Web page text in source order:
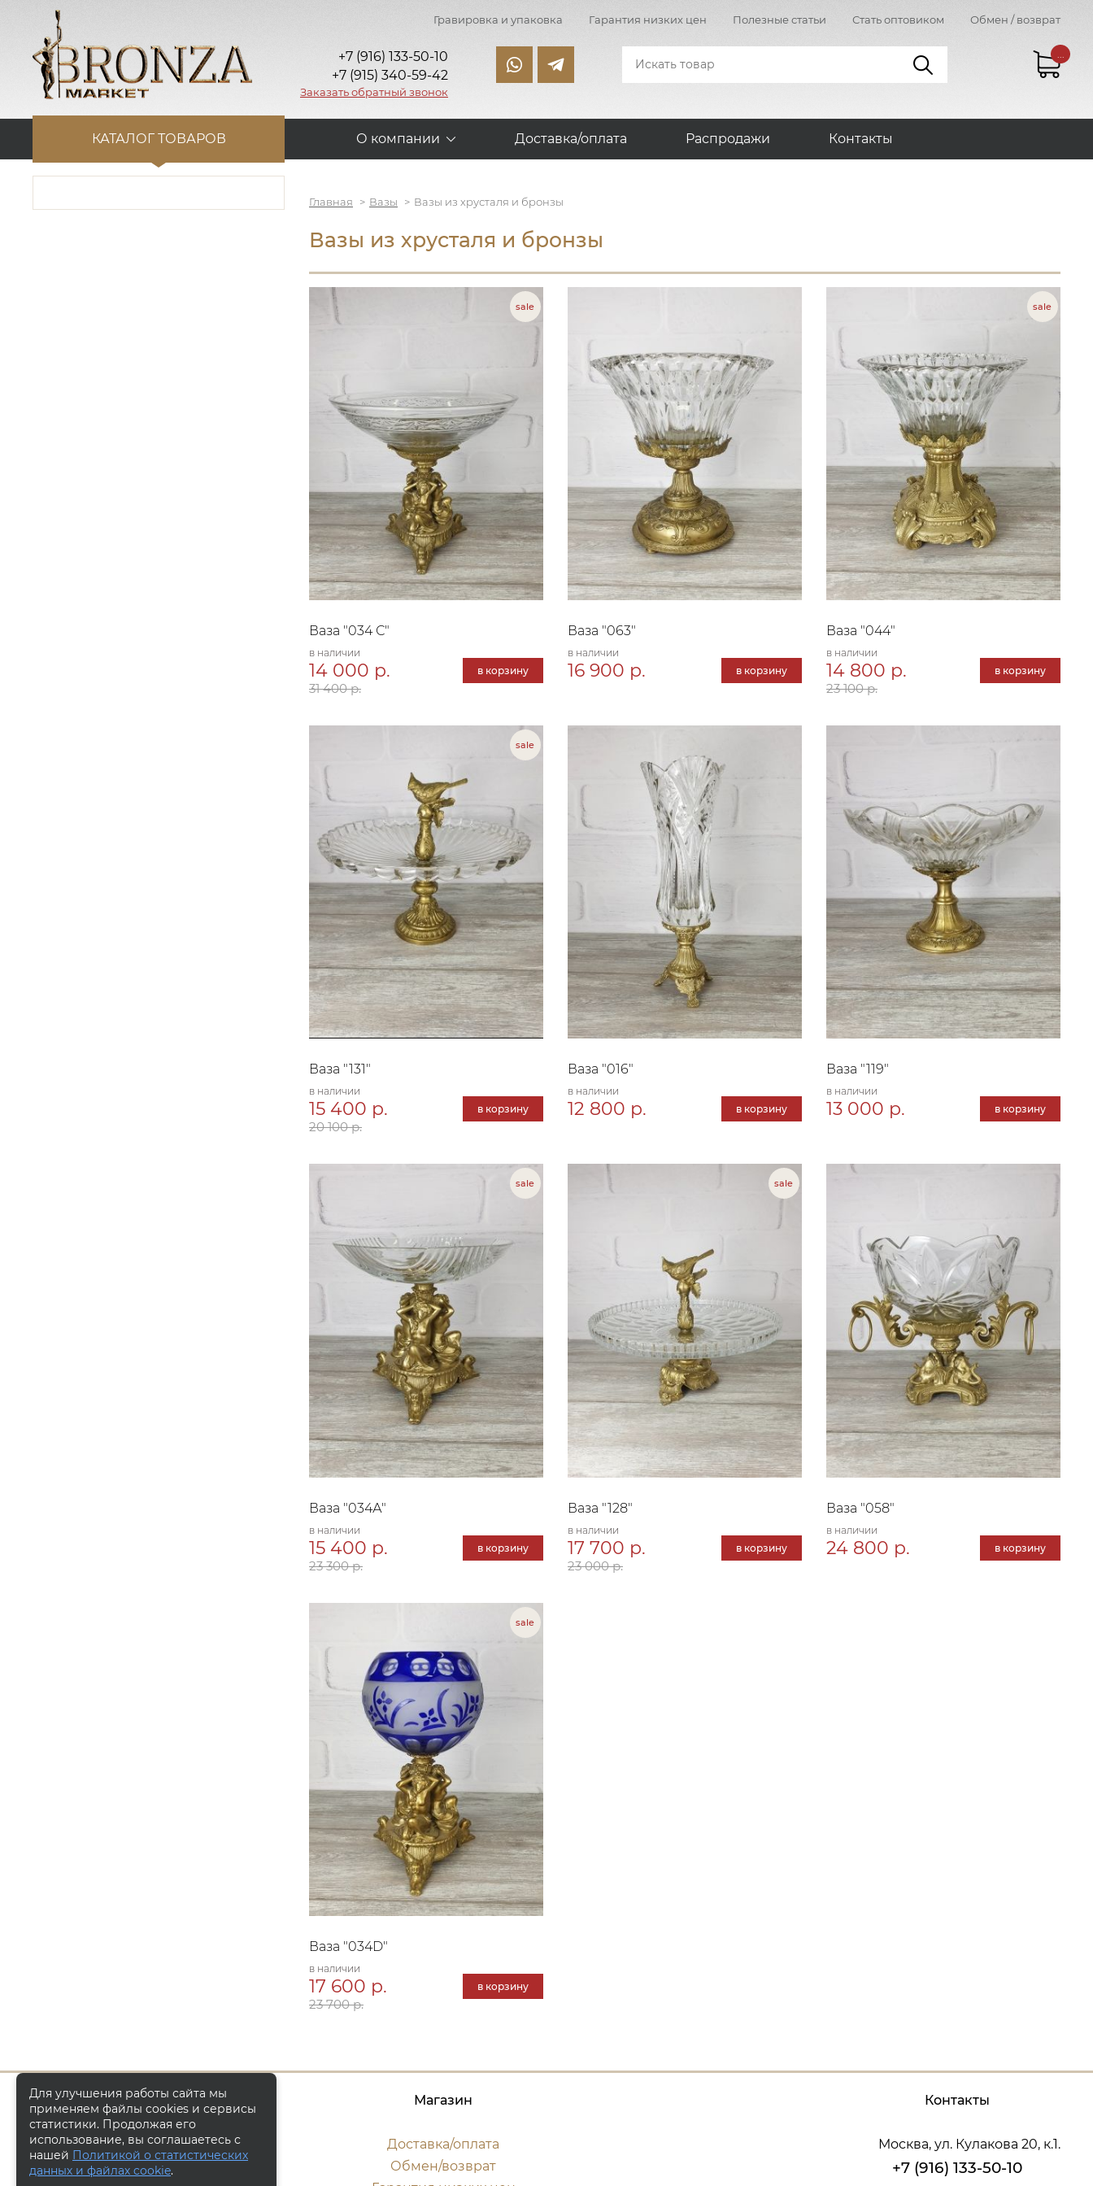
Гравировка и упаковка Гарантия низких цен Полезные статьи Стать оптовиком Обмен / возврат
+7 (916) 133-50-10
+7 (915) 340-59-42
Заказать обратный звонок
...
КАТАЛОГ ТОВАРОВ О компании Доставка/оплата Распродажи Контакты
Главная Вазы Вазы из хрусталя и бронзы
Вазы из хрусталя и бронзы
Ваза "034 С"
в наличии
14 000 р.
31 400 р.
в корзину
Ваза "063"
в наличии
16 900 р. в корзину
Ваза "044"
в наличии
14 800 р.
23 100 р.
в корзину
Ваза "131"
в наличии
15 400 р.
20 100 р.
в корзину
Ваза "016"
в наличии
12 800 р. в корзину
Ваза "119"
в наличии
13 000 р. в корзину
Ваза "034А"
в наличии
15 400 р.
23 300 р.
в корзину
Ваза "128"
в наличии
17 700 р.
23 000 р.
в корзину
Ваза "058"
в наличии
24 800 р. в корзину
Ваза "034D"
в наличии
17 600 р.
23 700 р.
в корзину
Магазин
Доставка/оплата
Обмен/возврат
Контакты
Москва, ул. Кулакова 20, к.1.
+7 (916) 133-50-10
Для улучшения работы сайта мы
применяем файлы cookies и сервисы
статистики. Продолжая его
использование, вы соглашаетесь с
нашей Политикой о статистических
данных и файлах cookie.